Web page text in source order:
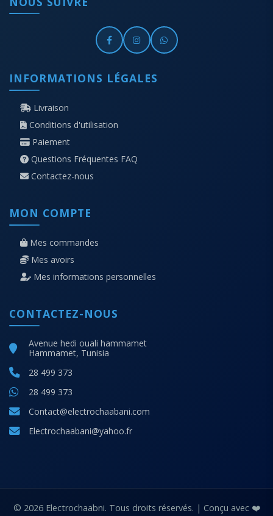
INFORMATIONS LÉGALES
Livraison
Conditions d'utilisation
Paiement
Questions Fréquentes FAQ
Contactez-nous
MON COMPTE
Mes commandes
Mes avoirs
Mes informations personnelles
CONTACTEZ-NOUS
Avenue hedi ouali hammamet
Hammamet, Tunisia
28 499 373
28 499 373
Contact@electrochaabani.com
Electrochaabani@yahoo.fr
© 2026 Electrochaabni. Tous droits réservés. | Conçu avec ❤️